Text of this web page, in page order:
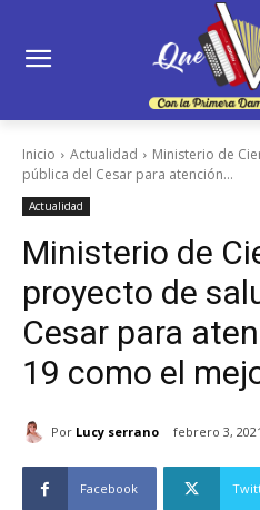
Inicio Actualidad
Ministerio de
pública del Cesar para atención...
Actualidad
Ministerio de
proyecto de
Cesar para
19 como el
Por Lucy serrano febrero 3, 2021
Facebook